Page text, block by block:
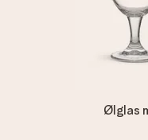
Ølglas